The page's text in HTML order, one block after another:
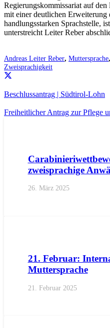
Regierungskommissariat auf
mit einer deutlichen
handlungsstarken Sprachstelle,
unterstreicht Leiter Reber
Andreas Leiter Reber, Muttersprache,
Zweisprachigkeit
Beschlussantrag | Südtirol-Lohn
Freiheitlicher Antrag zur Pflege
zweisprachige
26. März 2025
21. Februar:
Muttersprache
21. Februar 2025